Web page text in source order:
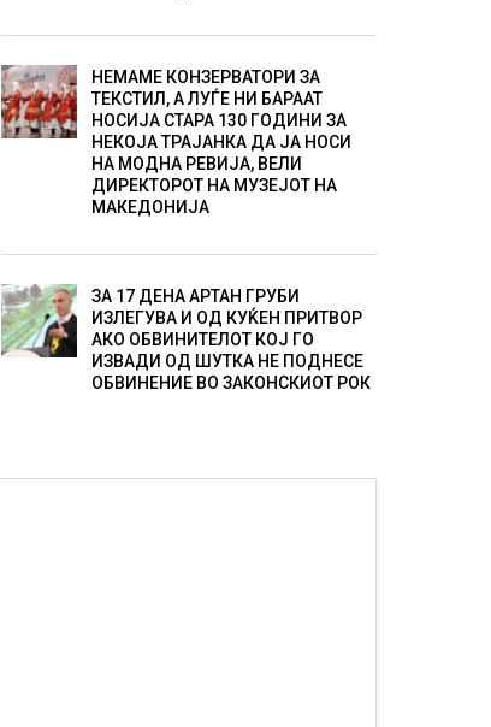
НЕМАМЕ КОНЗЕРВАТОРИ ЗА
ТЕКСТИЛ, А ЛУЃЕ НИ БАРААТ
НОСИЈА СТАРА 130 ГОДИНИ ЗА
НЕКОЈА ТРАЈАНКА ДА ЈА НОСИ
НА МОДНА РЕВИЈА, ВЕЛИ
ДИРЕКТОРОТ НА МУЗЕЈОТ НА
МАКЕДОНИЈА
ЗА 17 ДЕНА АРТАН ГРУБИ
ИЗЛЕГУВА И ОД КУЌЕН ПРИТВОР
АКО ОБВИНИТЕЛОТ КОЈ ГО
ИЗВАДИ ОД ШУТКА НЕ ПОДНЕСЕ
ОБВИНЕНИЕ ВО ЗАКОНСКИОТ РОК